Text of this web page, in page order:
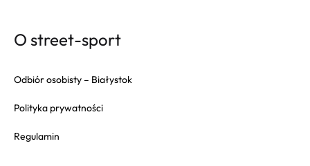
O street-sport
Odbiór osobisty – Białystok
Polityka prywatności
Regulamin